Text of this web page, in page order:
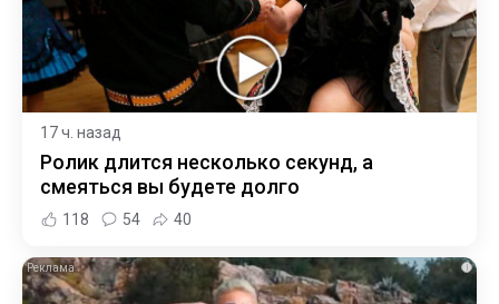
17 ч. назад
Ролик длится несколько секунд, а
смеяться вы будете долго
118 54 40
i